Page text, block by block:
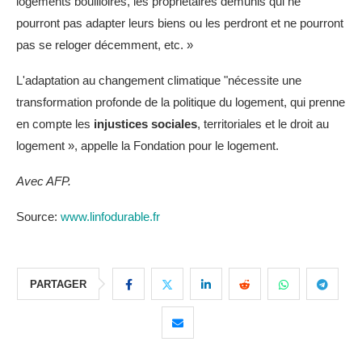
pourront pas adapter leurs biens ou les perdront et ne pourront
pas se reloger décemment, etc. »
L'adaptation au changement climatique "nécessite une
transformation profonde de la politique du logement, qui prenne
en compte les injustices sociales, territoriales et le droit au
logement », appelle la Fondation pour le logement.
Avec AFP.
Source: www.linfodurable.fr
PARTAGER